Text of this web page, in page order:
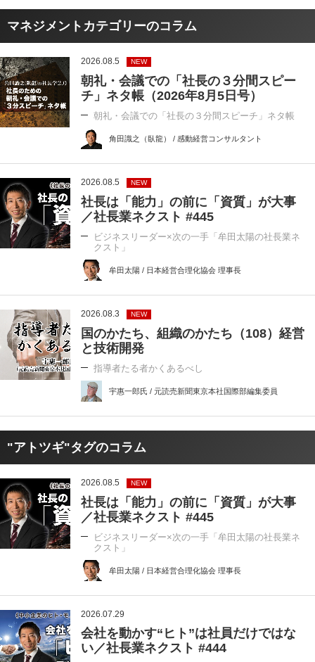
マネジメントカテゴリーのコラム
2026.08.5 NEW
朝礼・会議での「社長の３分間スピー
チ」ネタ帳（2026年8月5日号）
朝礼・会議での「社長の３分間スピーチ」ネタ帳
角田識之（臥龍） / 感動経営コンサルタント
2026.08.5 NEW
社長は「能力」の前に「資質」が大事
／社長業ネクスト #445
ビジネスリーダー×次の一手「牟田太陽の社長業ネ
クスト」
牟田太陽 / 日本経営合理化協会 理事長
2026.08.3 NEW
国のかたち、組織のかたち（108）経営
と技術開発
指導者たる者かくあるべし
宇惠一郎氏 / 元読売新聞東京本社国際部編集委員
"アトツギ"タグのコラム
2026.08.5 NEW
社長は「能力」の前に「資質」が大事
／社長業ネクスト #445
ビジネスリーダー×次の一手「牟田太陽の社長業ネ
クスト」
牟田太陽 / 日本経営合理化協会 理事長
2026.07.29
会社を動かす“ヒト”は社員だけではな
い／社長業ネクスト #444